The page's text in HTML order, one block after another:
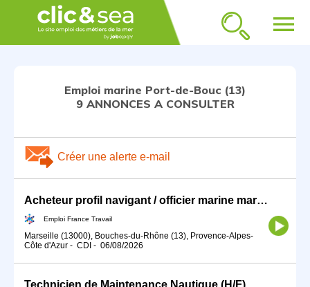
menu
Emploi marine Port-de-Bouc (13)
9 ANNONCES A CONSULTER
Créer une alerte e-mail
Acheteur profil navigant / officier marine marchande (H/F)
Emploi France Travail
Marseille (13000), Bouches-du-Rhône (13), Provence-Alpes-
Côte d'Azur - CDI - 06/08/2026
Technicien de Maintenance Nautique (H/F)